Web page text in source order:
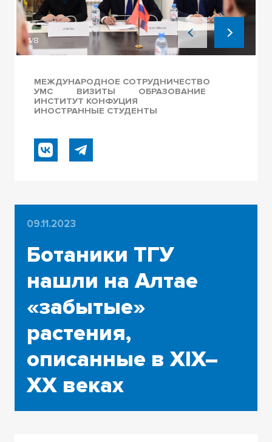
1/8
МЕЖДУНАРОДНОЕ СОТРУДНИЧЕСТВО
УМС
ВИЗИТЫ
ОБРАЗОВАНИЕ
ИНСТИТУТ КОНФУЦИЯ
ИНОСТРАННЫЕ СТУДЕНТЫ
09.11.2023
Ботаники ТГУ
нашли на Алтае
«забытые»
растения,
описанные в XIX–
XX веках